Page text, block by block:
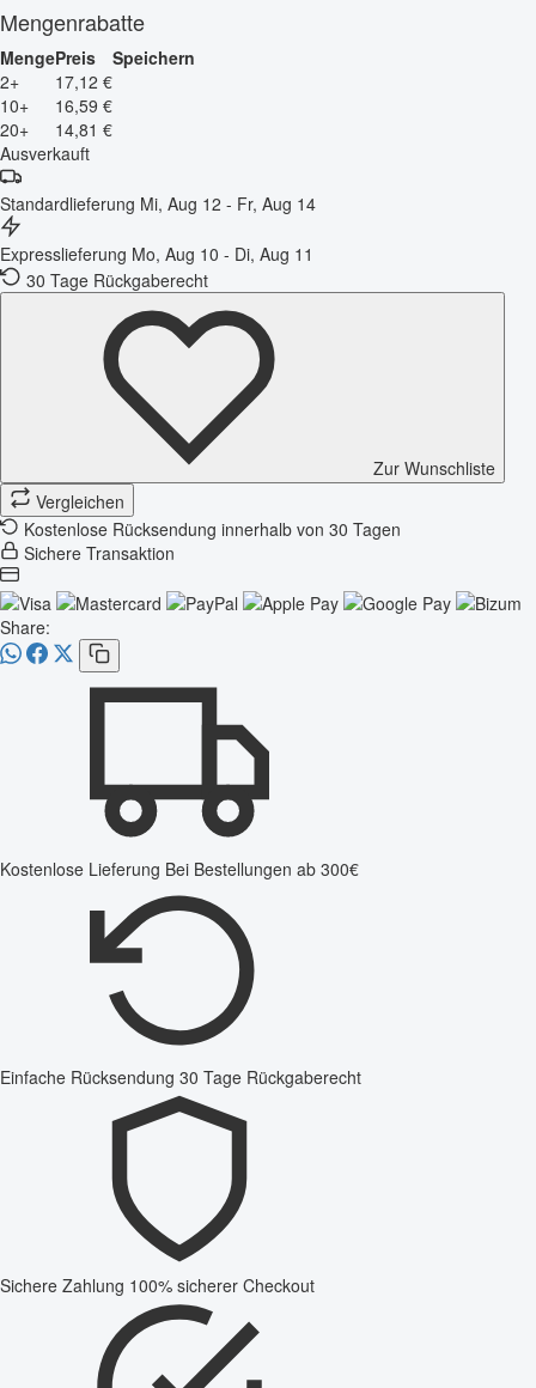
Mengenrabatte
MengePreis
Speichern
2+
17,12 €
10+
16,59 €
20+
14,81 €
Ausverkauft
Standardlieferung Mi, Aug 12 - Fr, Aug 14
Expresslieferung Mo, Aug 10 - Di, Aug 11
30 Tage Rückgaberecht
Zur Wunschliste
Vergleichen
Kostenlose Rücksendung innerhalb von 30 Tagen
Sichere Transaktion
Share:
Kostenlose Lieferung Bei Bestellungen ab 300€
Einfache Rücksendung 30 Tage Rückgaberecht
Sichere Zahlung 100% sicherer Checkout